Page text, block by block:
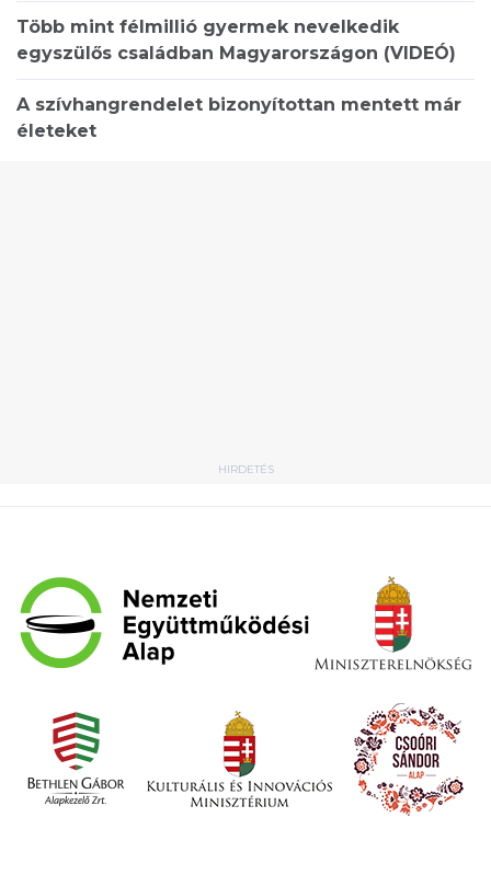
Több mint félmillió gyermek nevelkedik
egyszülős családban Magyarországon (VIDEÓ)
A szívhangrendelet bizonyítottan mentett már
életeket
HIRDETÉS